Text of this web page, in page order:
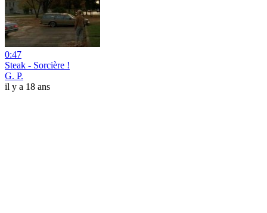
0:47
Steak - Sorcière !
G. P.
il y a 18 ans